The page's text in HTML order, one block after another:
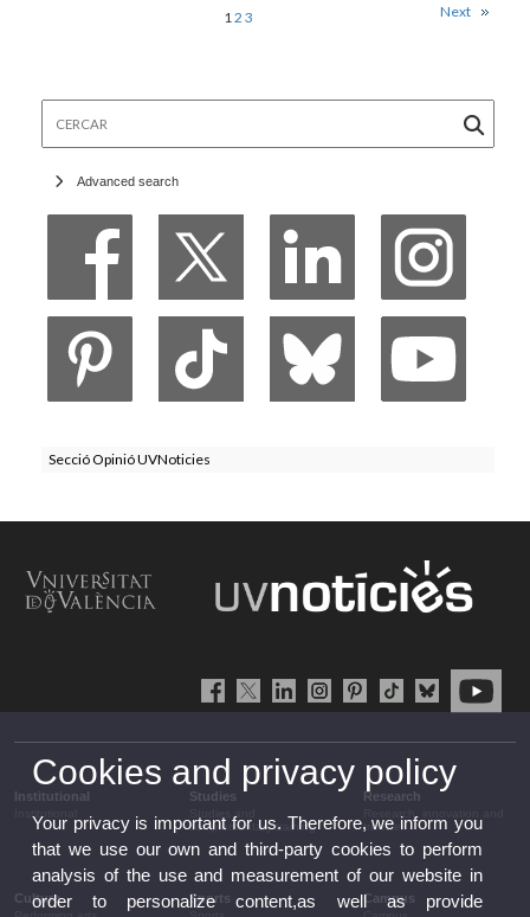
1 2 3 Next
Advanced search
Secció Opinió UVNoticies
Institutional Studies
complementary training
Research
transfer
Culture Sports Campus
Cookies and privacy policy
Your privacy is important for us. Therefore, we inform you
that we use our own and third-party cookies to perform
analysis of the use and measurement of our website in
order to personalize content,as well as provide